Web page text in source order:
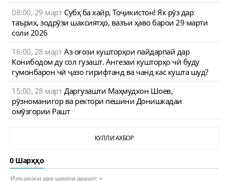
08:00, 29 март Субҳ ба хайр, Тоҷикистон! Як рӯз дар
таърих, зодрӯзи шахсиятҳо, вазъи ҳаво барои 29 марти
соли 2026
16:00, 28 март Аз оғози кушторҳои пайдарпай дар
Конибодом ду сол гузашт. Ангезаи кушторҳо чӣ буду
гумонбарон чӣ ҷазо гирифтанд ва чанд кас кушта шуд?
15:00, 28 март Даргузашти Маҳмудхон Шоев,
рӯзноманигор ва ректори пешини Донишкадаи
омӯзгории Рашт
КУЛЛИ АХБОР
0 Шарҳҳо
Инъикоси дар шакли дарахт